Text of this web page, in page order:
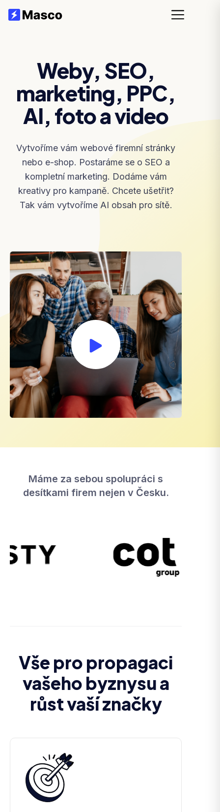
Weby, SEO,
marketing, PPC,
AI, foto a video
Vytvoříme vám webové firemní stránky
nebo e-shop. Postaráme se o SEO a
kompletní marketing. Dodáme vám
kreativy pro kampaně. Chcete ušetřit?
Tak vám vytvoříme AI obsah pro sítě.
Máme za sebou spolupráci s
desítkami firem nejen v Česku.
Vše pro propagaci
vašeho byznysu a
růst vaší značky